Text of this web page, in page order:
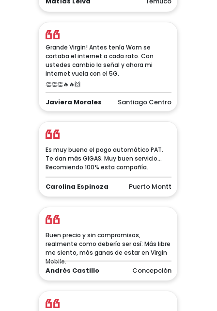
Buen precio y sin compromisos,
realmente como debería ser así: Más libre
me siento, más ganas de estar en Virgin
Mobile.
Andrés Castillo Concepción
Es muy bueno el pago automático PAT.
Te dan más GIGAS. Muy buen servicio...
Recomiendo 100% esta compañía.
Carolina Espinoza Puerto Montt
Grande Virgin! Antes tenía Wom se
cortaba el internet a cada rato. Con
ustedes cambio la señal y ahora mi
internet vuela con el 5G.
Javiera Morales Santiago Centro
👏👏👏🔥🔥🙌